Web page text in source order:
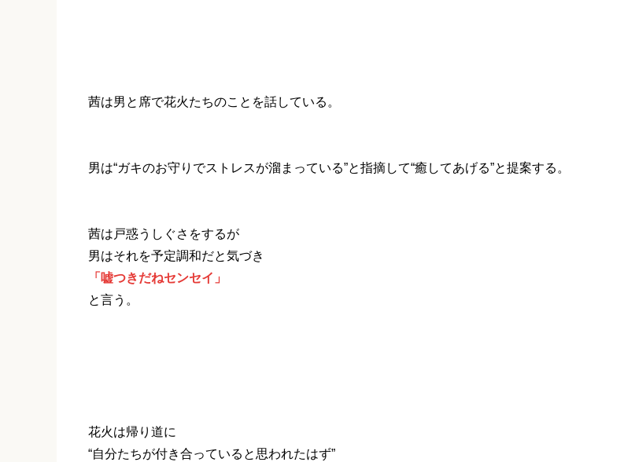
茜は男と席で花火たちのことを話している。
男は“ガキのお守りでストレスが溜まっている”と指摘して“癒してあげる”と提案する。
茜は戸惑うしぐさをするが
男はそれを予定調和だと気づき
「嘘つきだねセンセイ」
と言う。
花火は帰り道に
“自分たちが付き合っていると思われたはず”